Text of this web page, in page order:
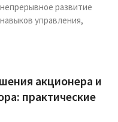
развитие
управления,
акционера и
практические